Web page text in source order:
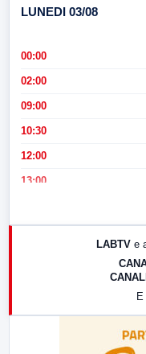
LUNEDI 03/08
00:00
02:00
09:00
10:30
12:00
13:00
LABTV e